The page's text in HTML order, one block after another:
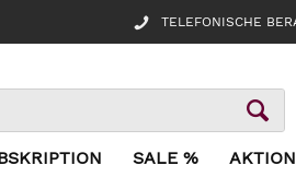
TELEFONISCHE
SALE %